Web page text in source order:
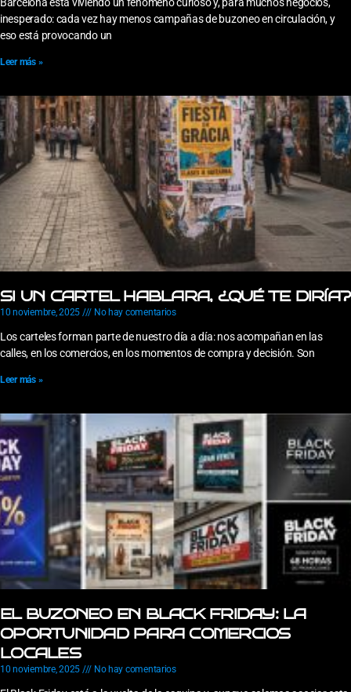
Barcelona está viviendo un fenómeno curioso y, para muchos negocios,
inesperado: cada vez hay menos campañas de buzoneo en circulación, y
eso está provocando un
Leer más »
SI UN CARTEL HABLARA, ¿QUÉ TE DIRÍA?
10 noviembre, 2025 No hay comentarios
Los carteles forman parte de nuestro día a día: nos acompañan en las
calles, en los comercios, en los momentos de compra y decisión. Son
Leer más »
EL BUZONEO EN BLACK FRIDAY: LA
OPORTUNIDAD PARA COMERCIOS
LOCALES
10 noviembre, 2025 No hay comentarios